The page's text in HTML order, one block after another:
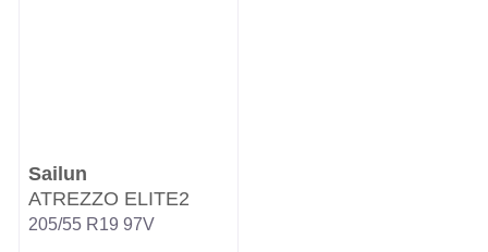
Sailun
ATREZZO ELITE2
205/55 R19 97V